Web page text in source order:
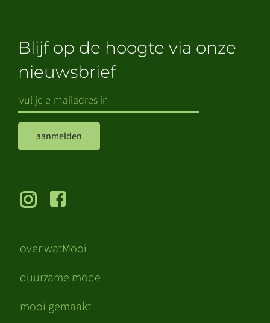
over watMooi
duurzame mode
mooi gemaakt
Blijf op de hoogte via onze
nieuwsbrief
aanmelden